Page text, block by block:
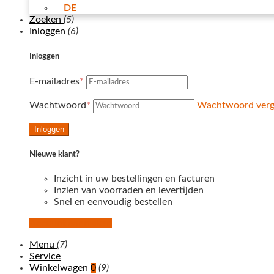
DE
Zoeken (5)
Inloggen (6)
Inloggen
E-mailadres*
Wachtwoord* Wachtwoord
Inloggen
Nieuwe klant?
Inzicht in uw bestellingen en facturen
Inzien van voorraden en levertijden
Snel en eenvoudig bestellen
Menu (7)
Service
Winkelwagen 0 (9)